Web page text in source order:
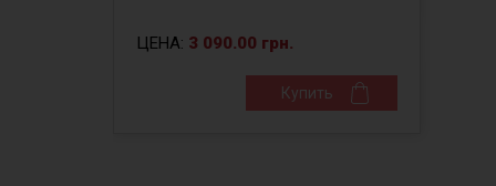
ЦЕНА: 3 090.00 грн.
Купить